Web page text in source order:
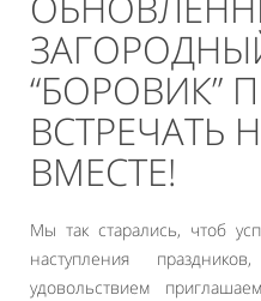
“БОРОВИК”
ВСТРЕЧАТЬ
ВМЕСТЕ!
Мы так старались, чтоб
наступления
удовольствием